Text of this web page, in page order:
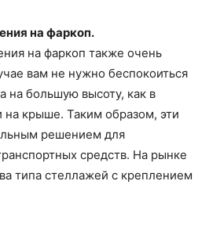
на фаркоп.
на фаркоп также очень
вам не нужно беспокоиться
на большую высоту, как в
на крыше. Таким образом, эти
решением для
средств. На рынке
типа стеллажей с креплением